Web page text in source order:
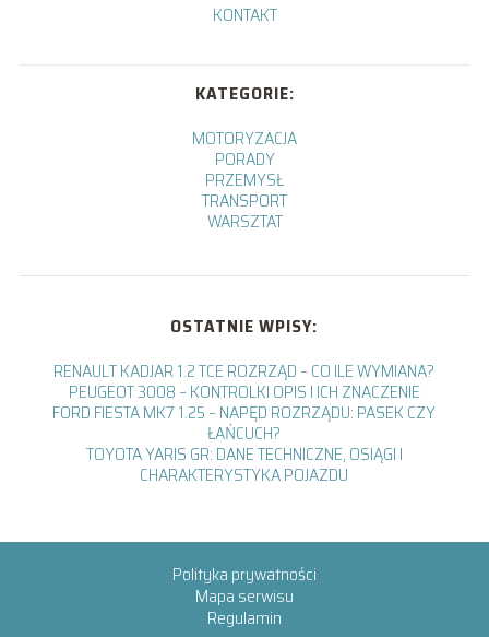
KONTAKT
KATEGORIE:
MOTORYZACJA
PORADY
PRZEMYSŁ
TRANSPORT
WARSZTAT
OSTATNIE WPISY:
RENAULT KADJAR 1.2 TCE ROZRZĄD – CO ILE WYMIANA?
PEUGEOT 3008 – KONTROLKI OPIS I ICH ZNACZENIE
FORD FIESTA MK7 1.25 – NAPĘD ROZRZĄDU: PASEK CZY
ŁAŃCUCH?
TOYOTA YARIS GR: DANE TECHNICZNE, OSIĄGI I
CHARAKTERYSTYKA POJAZDU
Polityka prywatności
Mapa serwisu
Regulamin